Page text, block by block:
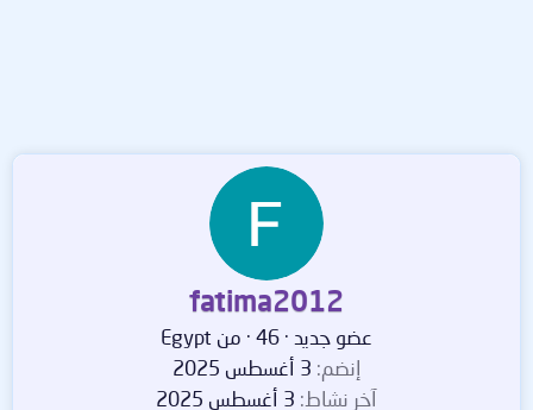
fatima2012
عضو جديد ·
· من Egypt
إنضم 3 أغسطس 2025
آخر نشاط 3 أغسطس 2025